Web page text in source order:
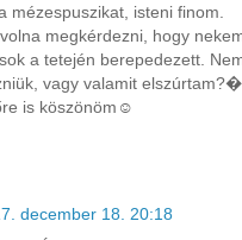
mézespuszikat, isteni finom.
megkérdezni, hogy
a tetején berepedezett.
vagy valamit
is köszönöm☺️
december 18. 20:18